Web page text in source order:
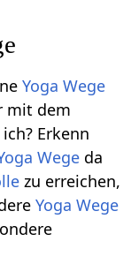
Yoga Wege
mit dem
Erkenn
Wege da
zu erreichen,
Yoga Wege